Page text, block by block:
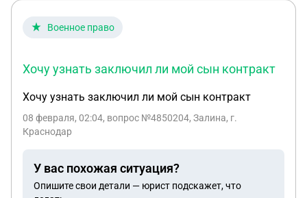
Военное право
Хочу узнать заключил ли мой сын контракт
Хочу узнать заключил ли мой сын контракт
08 февраля, 02:04, вопрос №4850204, Залина, г.
Краснодар
У вас похожая ситуация?
Опишите свои детали — юрист подскажет, что